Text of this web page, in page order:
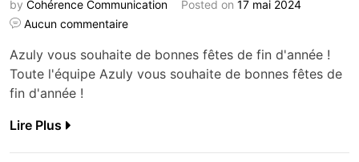
by Cohérence Communication Posted on 17 mai 2024
Aucun commentaire
Azuly vous souhaite de bonnes fêtes de fin d'année !
Toute l'équipe Azuly vous souhaite de bonnes fêtes de
fin d'année !
Lire Plus